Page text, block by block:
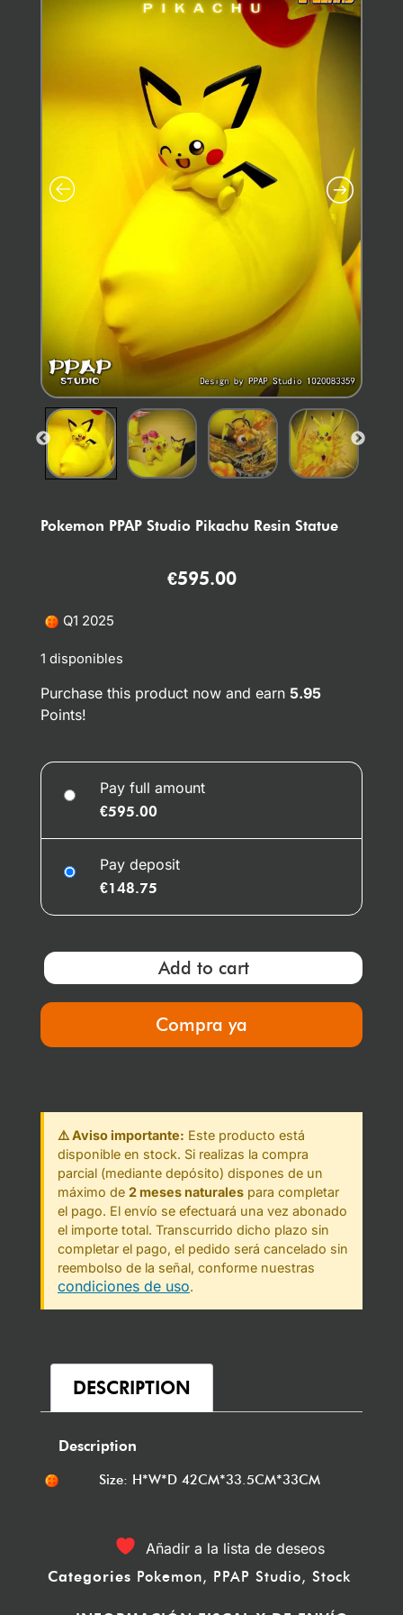
Pokemon PPAP Studio Pikachu Resin Statue
€595.00
Q1 2025
1 disponibles
Purchase this product now and earn 5.95
Points!
Pay full amount
€595.00
Pay deposit
€148.75
Add to cart
Compra ya
⚠️ Aviso importante: Este producto está
disponible en stock. Si realizas la compra
parcial (mediante depósito) dispones de un
máximo de 2 meses naturales para completar
el pago. El envío se efectuará una vez abonado
el importe total. Transcurrido dicho plazo sin
completar el pago, el pedido será cancelado sin
reembolso de la señal, conforme nuestras
condiciones de uso.
DESCRIPTION
Description
Size: H*W*D 42CM*33.5CM*33CM
Añadir a la lista de deseos
Categories Pokemon, PPAP Studio, Stock